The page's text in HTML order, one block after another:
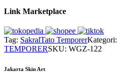
Link Marketplace
Tag: SakralTato TemporerKategori:
TEMPORERSKU: WGZ-122
Jakarta Skin Art